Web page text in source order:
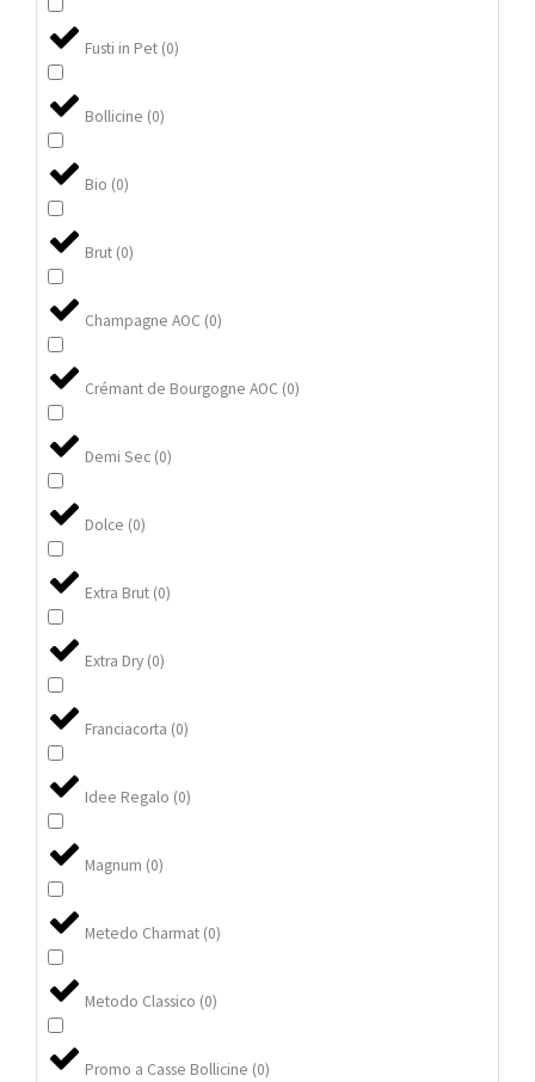
Fusti in Pet (0)
Bollicine (0)
Bio (0)
Brut (0)
Champagne AOC (0)
Crémant de Bourgogne AOC (0)
Demi Sec (0)
Dolce (0)
Extra Brut (0)
Extra Dry (0)
Franciacorta (0)
Idee Regalo (0)
Magnum (0)
Metedo Charmat (0)
Metodo Classico (0)
Promo a Casse Bollicine (0)